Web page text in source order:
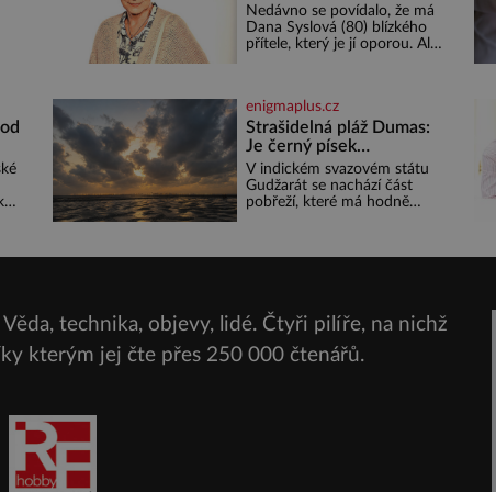
Nedávno se povídalo, že má
Dana Syslová (80) blízkého
přítele, který je jí oporou. Ale
odchodu. Dohnala ji snad
samota? Půs
enigmaplus.cz
Strašidelná pláž Dumas:
Je černý písek
podhoubím, ze kterého
roste zlo?
V indickém svazovém státu
Gudžarát se nachází část
pobřeží, které má hodně
technika, objevy, lidé. Čtyři pilíře, na nichž
kterým jej čte přes 250 000 čtenářů.